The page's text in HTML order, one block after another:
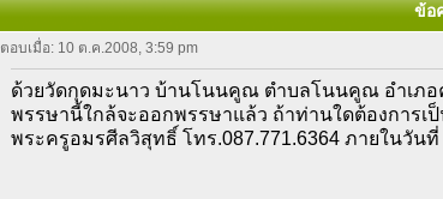
ข้อ
ตอบเมื่อ: 10 ต.ค.2008, 3:59 pm
ด้วยวัดกุดมะนาว บ้านโนนคูณ ตำบลโนนคูณ อำเภอ
พรรษานี้ใกล้จะออกพรรษาแล้ว ถ้าท่านใดต้องการ
พระครูอมรศีลวิสุทธิ์ โทร.087.771.6364 ภายในวัน